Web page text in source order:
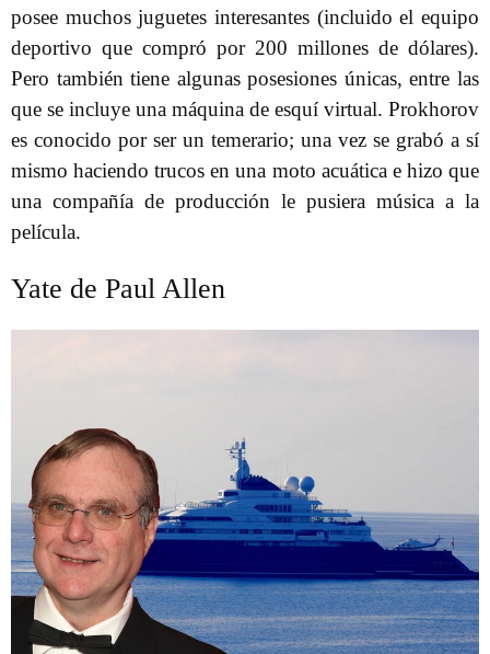
posee muchos juguetes interesantes (incluido el equipo
deportivo que compró por 200 millones de dólares).
Pero también tiene algunas posesiones únicas, entre las
que se incluye una máquina de esquí virtual. Prokhorov
es conocido por ser un temerario; una vez se grabó a sí
mismo haciendo trucos en una moto acuática e hizo que
una compañía de producción le pusiera música a la
película.
Yate de Paul Allen